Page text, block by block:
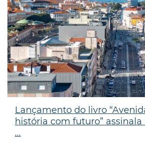
Lançamento do livro
história com futuro” assinala
...